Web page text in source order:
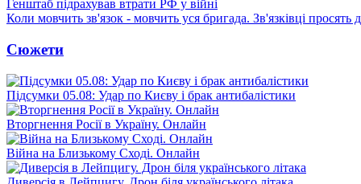
Генштаб підрахував втрати РФ у війні
Коли мовчить зв'язок - мовчить уся бригада. Зв'язківці просять
Сюжети
Підсумки 05.08: Удар по Києву і брак антибалістики
Вторгнення Росії в Україну. Онлайн
Війна на Близькому Сході. Онлайн